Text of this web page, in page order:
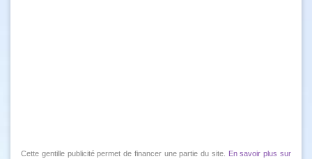
Cette gentille publicité permet de financer une partie du site.
En savoir plus sur